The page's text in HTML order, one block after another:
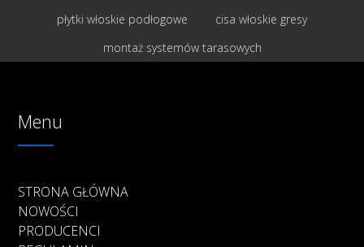
płytki włoskie podłogowe
cisa włoskie gresy
montaż systemów tarasowych
Menu
STRONA GŁÓWNA
NOWOŚCI
PRODUCENCI